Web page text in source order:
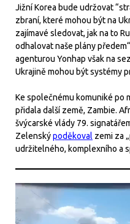
Jižní Korea bude udržovat
zbraní, které mohou být na
zajímavé sledovat, jak na to
odhalovat naše plány
agenturou Yonhap však na
Ukrajině mohou být systémy
Ke společnému komuniké po
přidala další země, Zambie.
švýcarské vlády 79.
Zelenskýpoděkoval zemi za
udržitelného, ​​komplexního a